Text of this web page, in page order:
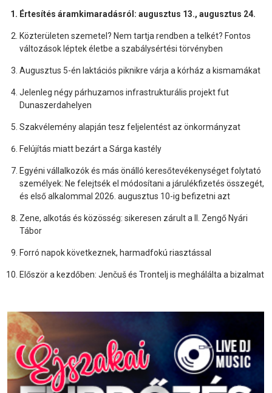
Értesítés áramkimaradásról: augusztus 13., augusztus 24.
Közterületen szemetel? Nem tartja rendben a telkét? Fontos
változások léptek életbe a szabálysértési törvényben
Augusztus 5-én laktációs piknikre várja a kórház a kismamákat
Jelenleg négy párhuzamos infrastrukturális projekt fut
Dunaszerdahelyen
Szakvélemény alapján tesz feljelentést az önkormányzat
Felújítás miatt bezárt a Sárga kastély
Egyéni vállalkozók és más önálló keresőtevékenységet folytató
személyek: Ne felejtsék el módosítani a járulékfizetés összegét,
és első alkalommal 2026. augusztus 10-ig befizetni azt
Zene, alkotás és közösség: sikeresen zárult a II. Zengő Nyári
Tábor
Forró napok következnek, harmadfokú riasztással
Először a kezdőben: Jenčuš és Trontelj is meghálálta a bizalmat